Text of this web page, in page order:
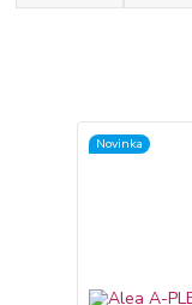
Novinka